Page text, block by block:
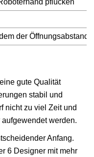
pflücken
der Öffnungsabstand
gute Qualität
stabil und
nicht zu viel Zeit und
werden.
Anfang.
6 Designer mit mehr